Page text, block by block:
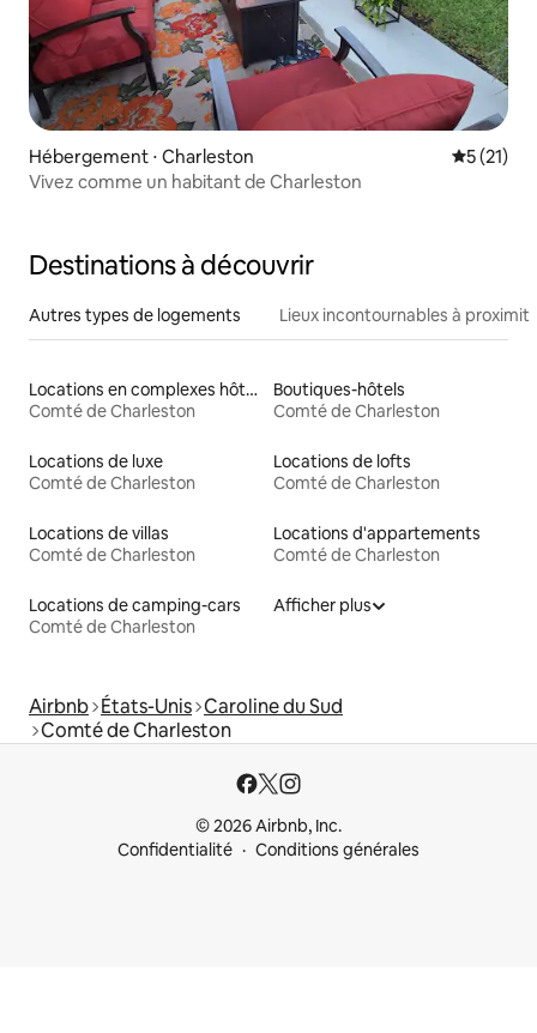
Hébergement ⋅ Charleston
5 (21)
Vivez comme un habitant de Charleston
Destinations à découvrir
Autres types de logements Lieux incontournables à
Locations en complexes hôteliers
Comté de Charleston
Boutiques-hôtels
Comté de Charleston
Locations de luxe
Comté de Charleston
Locations de lofts
Comté de Charleston
Locations de villas
Comté de Charleston
Locations d'appartements
Comté de Charleston
Locations de camping-cars
Comté de Charleston
Afficher plus
Airbnb États-Unis Caroline du Sud
Comté de Charleston
© 2026 Airbnb, Inc.
Confidentialité
Conditions générales